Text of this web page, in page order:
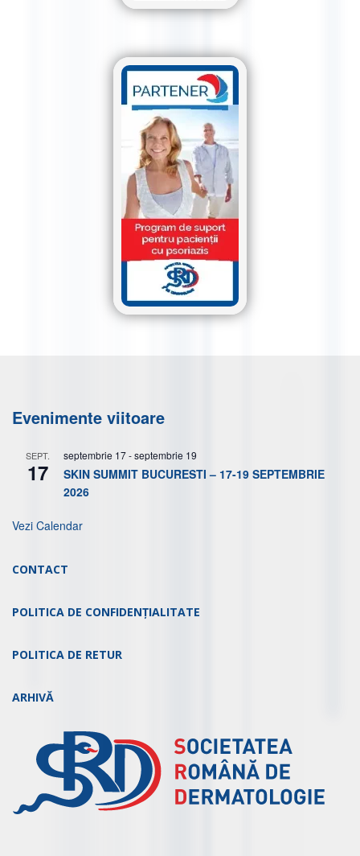
Evenimente viitoare
SEPT.
17
septembrie 17-septembrie 19
SKIN SUMMIT BUCURESTI – 17-19 SEPTEMBRIE
2026
Vezi Calendar
CONTACT
POLITICA DE CONFIDENȚIALITATE
POLITICA DE RETUR
ARHIVĂ